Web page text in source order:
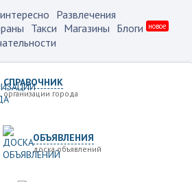
Развлечения
Такси Магазины Блоги новое
СПРАВОЧНИК
организации города
ОБЪЯВЛЕНИЯ
доска объявлений